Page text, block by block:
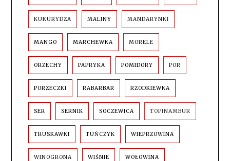
KUKURYDZA MALINY MANDARYNKI
MANGO MARCHEWKA MORELE
ORZECHY PAPRYKA POMIDORY POR
PORZECZKI RABARBAR RZODKIEWKA
SER SERNIK SOCZEWICA TOPINAMBUR
TRUSKAWKI TUŃCZYK WIEPRZOWINA
WINOGRONA WIŚNIE WOŁOWINA